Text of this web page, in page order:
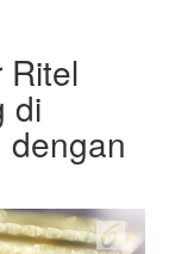
Ritel
di
dengan